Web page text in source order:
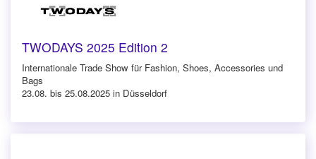
TWODAYS 2025 Edition 2
Internationale Trade Show für Fashion, Shoes, Accessories und
Bags
23.08. bis 25.08.2025 in Düsseldorf